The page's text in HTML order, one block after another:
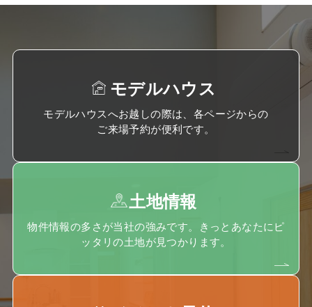
モデルハウス
モデルハウスへお越しの際は、各ページからの
ご来場予約が便利です。
土地情報
物件情報の多さが当社の強みです。きっとあなたにピ
ッタリの土地が見つかります。